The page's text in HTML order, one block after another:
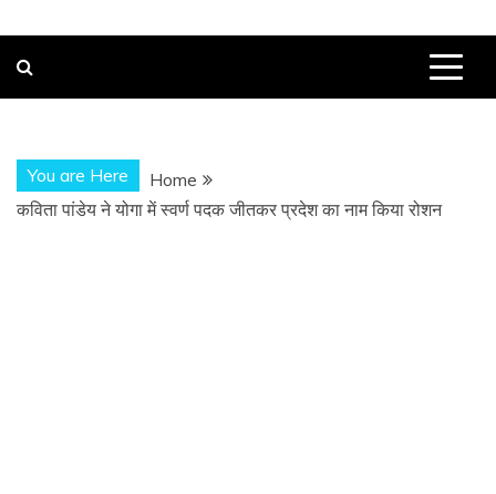
NEWS PORTAL
UK
You are Here
Home
कविता पांडेय ने योगा में स्वर्ण पदक जीतकर प्रदेश का नाम किया रोशन